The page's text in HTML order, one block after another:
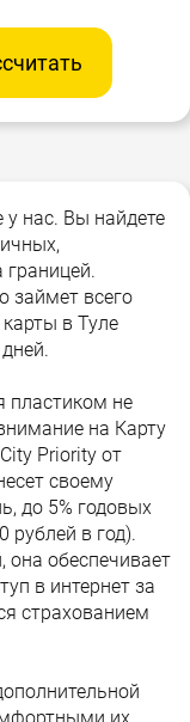
нас. Вы найдете
займет всего
в Туле
пластиком не
на Карту
Priority от
своему
до 5% годовых
рублей в год).
она обеспечивает
в интернет за
страхованием